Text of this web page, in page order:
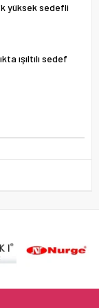
yüksek sedefli
ışıltılı sedef